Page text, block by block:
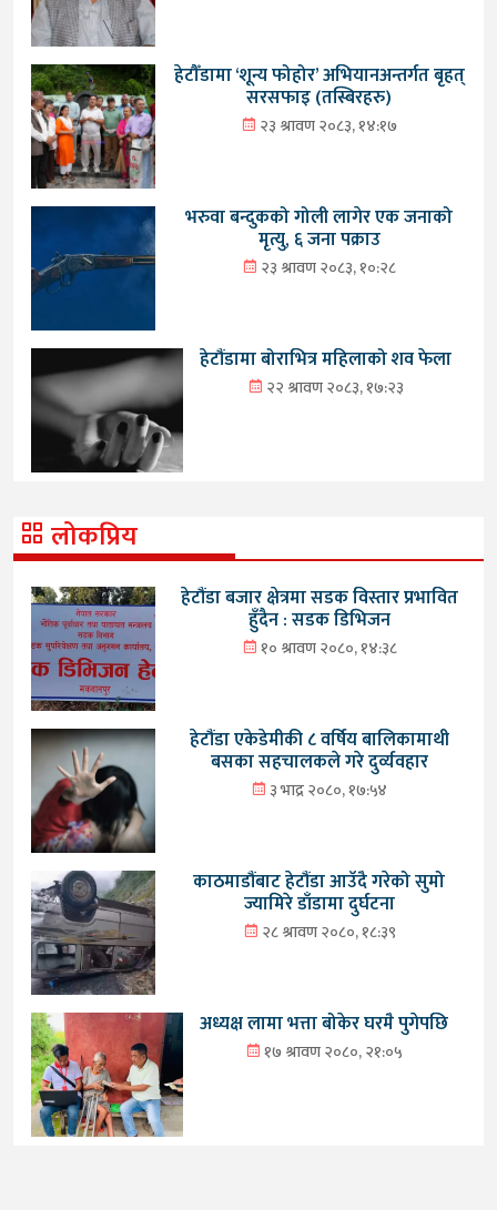
हेटौँडामा ‘शून्य फोहोर’ अभियानअन्तर्गत बृहत्
सरसफाइ (तस्बिरहरु)
२३ श्रावण २०८३, १४:१७
भरुवा बन्दुकको गोली लागेर एक जनाको
मृत्यु, ६ जना पक्राउ
२३ श्रावण २०८३, १०:२८
हेटौंडामा बोराभित्र महिलाको शव फेला
२२ श्रावण २०८३, १७:२३
लोकप्रिय
हेटौंडा बजार क्षेत्रमा सडक विस्तार प्रभावित
हुँदैन : सडक डिभिजन
१० श्रावण २०८०, १४:३८
हेटौंडा एकेडेमीकी ८ वर्षिय बालिकामाथी
बसका सहचालकले गरे दुर्व्यवहार
३ भाद्र २०८०, १७:५४
काठमाडौंबाट हेटौंडा आउँदै गरेको सुमो
ज्यामिरे डाँडामा दुर्घटना
२८ श्रावण २०८०, १८:३९
अध्यक्ष लामा भत्ता बोकेर घरमै पुगेपछि
१७ श्रावण २०८०, २१:०५